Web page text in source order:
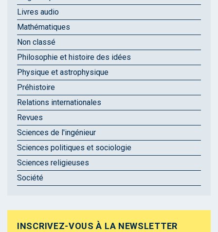
Livres audio
Mathématiques
Non classé
Philosophie et histoire des idées
Physique et astrophysique
Préhistoire
Relations internationales
Revues
Sciences de l'ingénieur
Sciences politiques et sociologie
Sciences religieuses
Société
INSCRIVEZ-VOUS À LA NEWSLETTER